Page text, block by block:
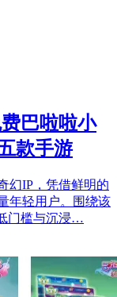
巴啦啦小
款手游
幻IP，凭借鲜明的
年轻用户。围绕该
门槛与沉浸…